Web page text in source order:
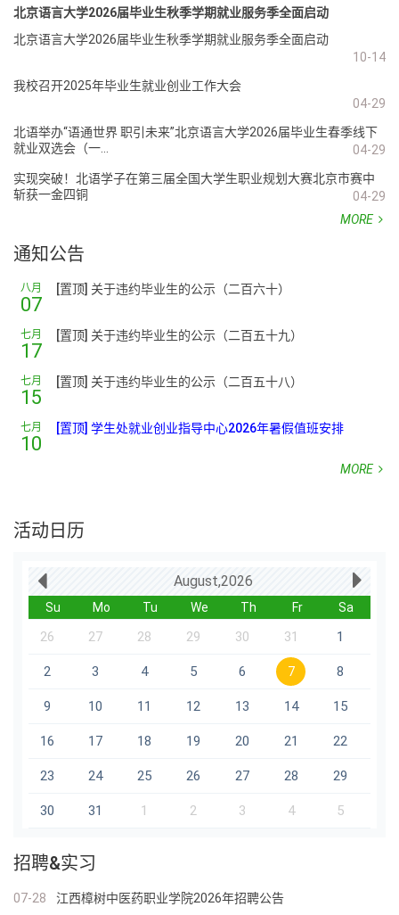
北京语言大学2026届毕业生秋季学期就业服务季全面启动
10-14
北京语言大学2026届毕业生秋季学期就业服务季全面启动
04-29
我校召开2025年毕业生就业创业工作大会
04-29
北语举办“语通世界 职引未来”北京语言大学2026届毕业生春季线下
就业双选会（一...
04-29
实现突破！北语学子在第三届全国大学生职业规划大赛北京市赛中
斩获一金四铜
MORE
通知公告
八月
07
[置顶] 关于违约毕业生的公示（二百六十）
七月
17
[置顶] 关于违约毕业生的公示（二百五十九）
七月
15
[置顶] 关于违约毕业生的公示（二百五十八）
七月
10
[置顶] 学生处就业创业指导中心2026年暑假值班安排
MORE
活动日历
August,2026
Su Mo Tu We Th Fr Sa
26 27 28 29 30 31 1
2 3 4 5 6 7 8
9 10 11 12 13 14 15
16 17 18 19 20 21 22
23 24 25 26 27 28 29
30 31 1 2 3 4 5
招聘&实习
07-28
江西樟树中医药职业学院2026年招聘公告